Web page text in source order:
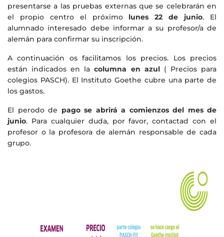
presentarse a las pruebas externas que se celebrarán en
el propio centro el próximo lunes 22 de junio. El
alumnado interesado debe informar a su profesor/a de
alemán para confirmar su inscripción.
A continuación os facilitamos los precios. Los precios
están indicados en lacolumna en azul( Precios para
colegios PASCH). El Instituto Goethe cubre una parte de
los gastos.
El perodo de pago se abrirá a comienzos del mes de
junio. Para cualquier duda, por favor, contactad con el
profesor o la profesora de alemán responsable de cada
grupo.